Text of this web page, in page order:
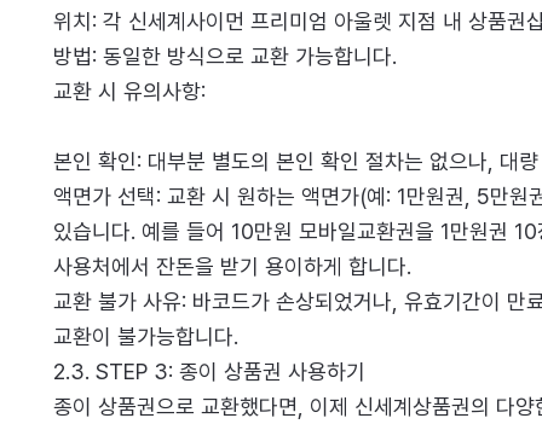
위치: 각 신세계사이먼 프리미엄 아울렛 지점 내 상품권
방법: 동일한 방식으로 교환 가능합니다.
교환 시 유의사항:
본인 확인: 대부분 별도의 본인 확인 절차는 없으나, 대
액면가 선택: 교환 시 원하는 액면가(예: 1만원권, 5만원
있습니다. 예를 들어 10만원 모바일교환권을 1만원권
사용처에서 잔돈을 받기 용이하게 합니다.
교환 불가 사유: 바코드가 손상되었거나, 유효기간이 만
교환이 불가능합니다.
2.3. STEP 3: 종이 상품권 사용하기
종이 상품권으로 교환했다면, 이제 신세계상품권의 다